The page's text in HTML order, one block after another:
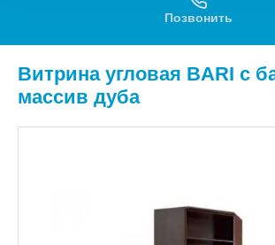
Позвонить
Витрина угловая BARI с
массив дуба